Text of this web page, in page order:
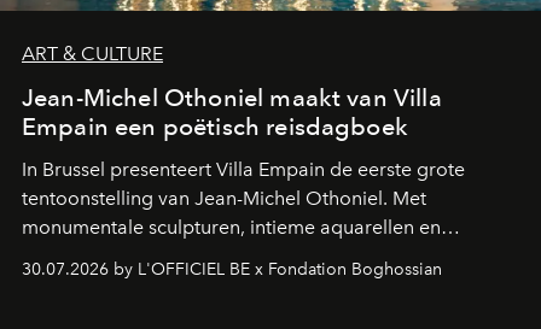
ART & CULTURE
Jean-Michel Othoniel maakt van Villa
Empain een poëtisch reisdagboek
In Brussel presenteert Villa Empain de eerste grote
tentoonstelling van Jean-Michel Othoniel. Met
monumentale sculpturen, intieme aquarellen en
fonkelend Murano-glas creëert de Franse kunstenaar
een emotionele reis waarin elk werk de herinnering
30.07.2026 by L'OFFICIEL BE x Fondation Boghossian